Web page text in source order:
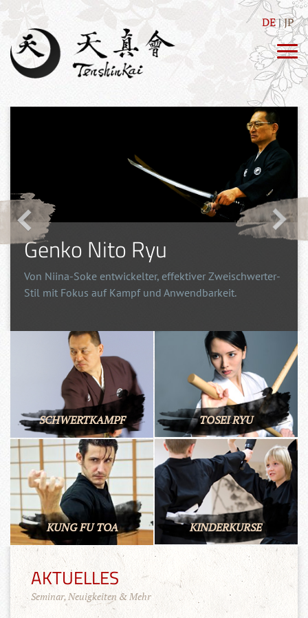
DE JP
Genko Nito Ryu
Von Niina-Soke entwickelter, effektiver Zweischwerter-
Stil mit Fokus auf Kampf und Anwendbarkeit.
SCHWERTKAMPF TOSEI RYU
KUNG FU TOA KINDERKURSE
AKTUELLES
Seminar, Neuigkeiten & Mehr